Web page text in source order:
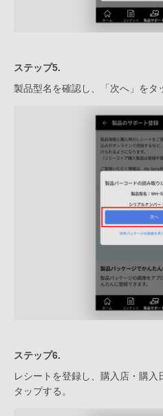
ステップ5.
製品型名を確認し、「次へ」をタ
ステップ6.
レシートを登録し、購入店・購
タップする。